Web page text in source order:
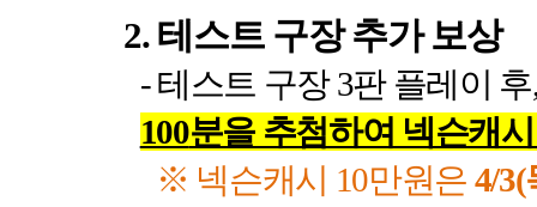
2. 테스트 구장 추가 보상
-테스트 구장3판 플레이 후
100분을 추첨하여 넥슨캐
※ 넥슨캐시 10만원은 4/3(